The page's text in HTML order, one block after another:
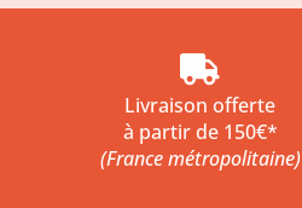

Livraison offerte
à partir de 150€*
(France métropolitaine)